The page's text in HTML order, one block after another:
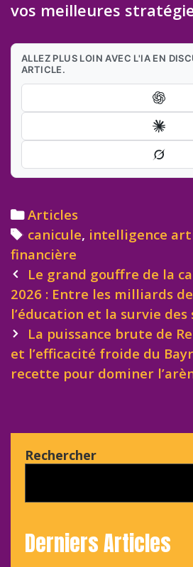
vos meilleures
ALLEZ PLUS LOIN AVEC L'IA EN
ARTICLE.
Categories
Articles
Tags
canicule, intelligence
financière
Post
navigation
Le grand gouffre de la
2026 : Entre les milliards
l’éducation et la survie des
La puissance brute de
et l’efficacité froide du
recette pour dominer
Rechercher
Derniers Articles